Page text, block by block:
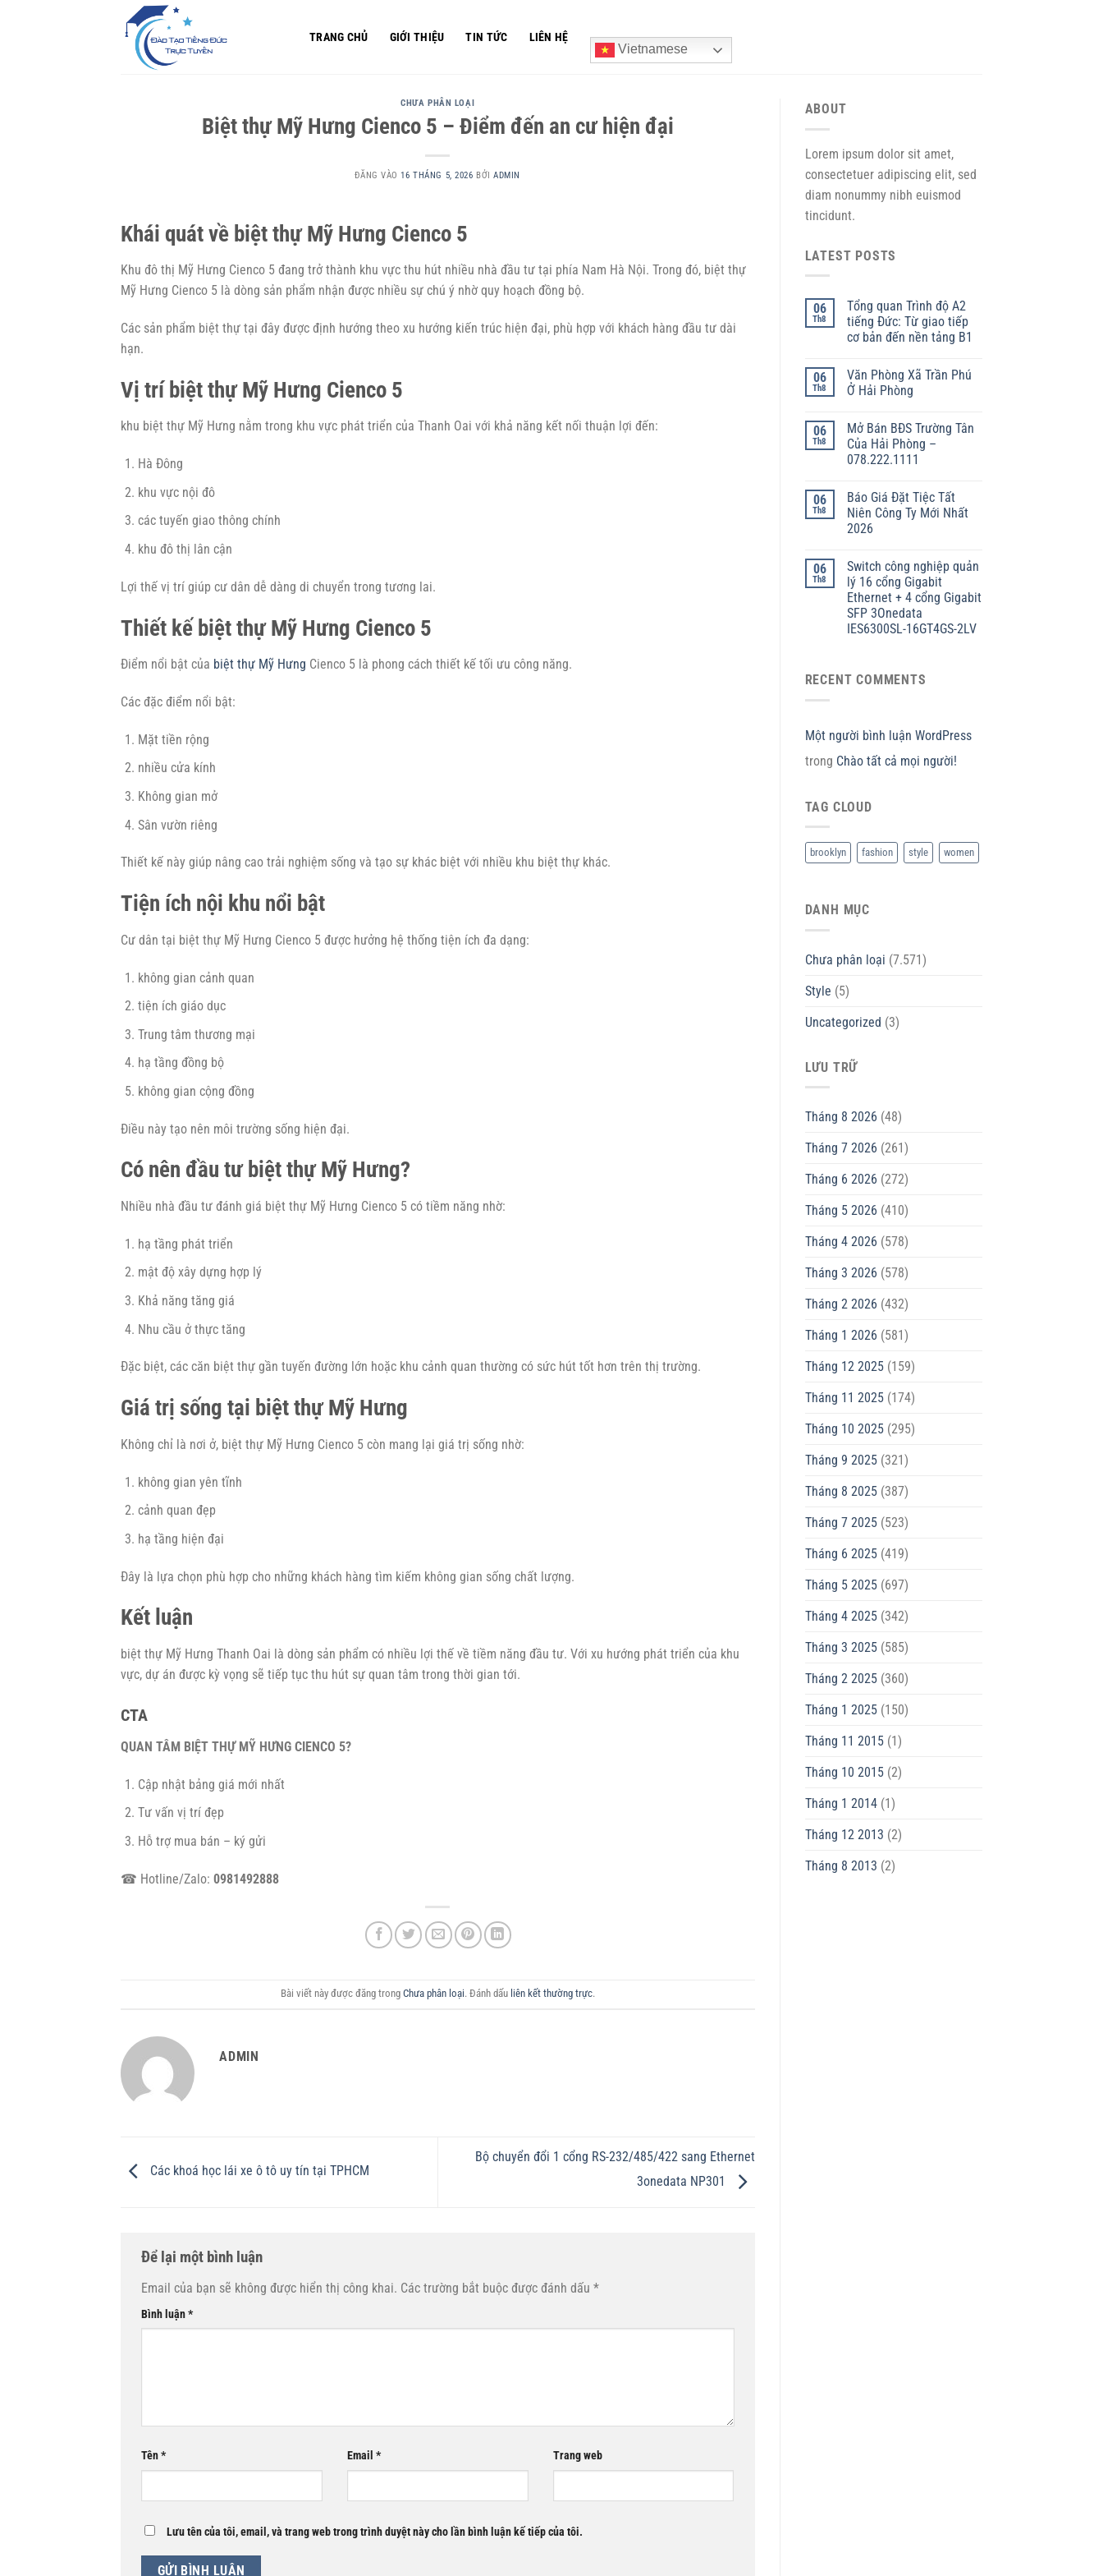
TRANG CHỦ GIỚI THIỆU TIN TỨC
LIÊN HỆ
Vietnamese
CHƯA PHÂN LOẠI
Biệt thự Mỹ Hưng Cienco 5 – Điểm đến an cư hiện đại
ĐĂNG VÀO16 THÁNG 5, 2026 BỞIADMIN
Khái quát về biệt thự Mỹ Hưng Cienco 5
Khu đô thị Mỹ Hưng Cienco 5 đang trở thành khu vực thu hút nhiều nhà đầu tư tại phía Nam Hà Nội. Trong đó, biệt thự
Mỹ Hưng Cienco 5 là dòng sản phẩm nhận được nhiều sự chú ý nhờ quy hoạch đồng bộ.
Các sản phẩm biệt thự tại đây được định hướng theo xu hướng kiến trúc hiện đại, phù hợp với khách hàng đầu tư dài
hạn.
Vị trí biệt thự Mỹ Hưng Cienco 5
khu biệt thự Mỹ Hưng nằm trong khu vực phát triển của Thanh Oai với khả năng kết nối thuận lợi đến:
Hà Đông
khu vực nội đô
các tuyến giao thông chính
khu đô thị lân cận
Lợi thế vị trí giúp cư dân dễ dàng di chuyển trong tương lai.
Thiết kế biệt thự Mỹ Hưng Cienco 5
Điểm nổi bật của biệt thự Mỹ Hưng Cienco 5 là phong cách thiết kế tối ưu công năng.
Các đặc điểm nổi bật:
Mặt tiền rộng
nhiều cửa kính
Không gian mở
Sân vườn riêng
Thiết kế này giúp nâng cao trải nghiệm sống và tạo sự khác biệt với nhiều khu biệt thự khác.
Tiện ích nội khu nổi bật
Cư dân tại biệt thự Mỹ Hưng Cienco 5 được hưởng hệ thống tiện ích đa dạng:
không gian cảnh quan
tiện ích giáo dục
Trung tâm thương mại
hạ tầng đồng bộ
không gian cộng đồng
Điều này tạo nên môi trường sống hiện đại.
Có nên đầu tư biệt thự Mỹ Hưng?
Nhiều nhà đầu tư đánh giá biệt thự Mỹ Hưng Cienco 5 có tiềm năng nhờ:
hạ tầng phát triển
mật độ xây dựng hợp lý
Khả năng tăng giá
Nhu cầu ở thực tăng
Đặc biệt, các căn biệt thự gần tuyến đường lớn hoặc khu cảnh quan thường có sức hút tốt hơn trên thị trường.
Giá trị sống tại biệt thự Mỹ Hưng
Không chỉ là nơi ở, biệt thự Mỹ Hưng Cienco 5 còn mang lại giá trị sống nhờ:
không gian yên tĩnh
cảnh quan đẹp
hạ tầng hiện đại
Đây là lựa chọn phù hợp cho những khách hàng tìm kiếm không gian sống chất lượng.
Kết luận
biệt thự Mỹ Hưng Thanh Oai là dòng sản phẩm có nhiều lợi thế về tiềm năng đầu tư. Với xu hướng phát triển của khu
vực, dự án được kỳ vọng sẽ tiếp tục thu hút sự quan tâm trong thời gian tới.
CTA
QUAN TÂM BIỆT THỰ MỸ HƯNG CIENCO 5?
Cập nhật bảng giá mới nhất
Tư vấn vị trí đẹp
Hỗ trợ mua bán – ký gửi
☎ Hotline/Zalo: 0981492888
Bài viết này được đăng trong Chưa phân loại. Đánh dấu liên kết thường trực.
ADMIN
Các khoá học lái xe ô tô uy tín tại TPHCM
Bộ chuyển đổi 1 cổng RS-232/485/422 sang Ethernet
3onedata NP301
Để lại một bình luận
Email của bạn sẽ không được hiển thị công khai. Các trường bắt buộc được đánh dấu *
Bình luận*
Tên* Email * Trang web
Lưu tên của tôi, email, và trang web trong trình duyệt này cho lần bình luận kế tiếp của tôi.
ABOUT
Lorem ipsum dolor sit amet,
consectetuer adipiscing elit, sed
diam nonummy nibh euismod
tincidunt.
LATEST POSTS
06
Th8
Tổng quan Trình độ A2
tiếng Đức: Từ giao tiếp
cơ bản đến nền tảng B1
06
Th8
Văn Phòng Xã Trần Phú
Ở Hải Phòng
06
Th8
Mở Bán BĐS Trường Tân
Của Hải Phòng –
078.222.1111
06
Th8
Báo Giá Đặt Tiệc Tất
Niên Công Ty Mới Nhất
2026
06
Th8
Switch công nghiệp quản
lý 16 cổng Gigabit
Ethernet + 4 cổng Gigabit
SFP 3Onedata
IES6300SL-16GT4GS-2LV
RECENT COMMENTS
Một người bình luận WordPress
trong Chào tất cả mọi người!
TAG CLOUD
brooklyn fashion style women
DANH MỤC
Chưa phân loại (7.571)
Style (5)
Uncategorized (3)
LƯU TRỮ
Tháng 8 2026 (48)
Tháng 7 2026 (261)
Tháng 6 2026 (272)
Tháng 5 2026 (410)
Tháng 4 2026 (578)
Tháng 3 2026 (578)
Tháng 2 2026 (432)
Tháng 1 2026 (581)
Tháng 12 2025(159)
Tháng 11 2025(174)
Tháng 10 2025(295)
Tháng 9 2025(321)
Tháng 8 2025(387)
Tháng 7 2025(523)
Tháng 6 2025(419)
Tháng 5 2025(697)
Tháng 4 2025(342)
Tháng 3 2025(585)
Tháng 2 2025(360)
Tháng 1 2025(150)
Tháng 11 2015(1)
Tháng 10 2015(2)
Tháng 1 2014(1)
Tháng 12 2013 (2)
Tháng 8 2013 (2)